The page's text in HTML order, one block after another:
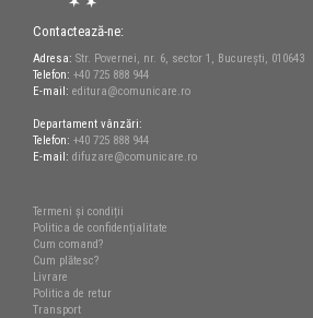
Contactează-ne:
Adresa: Str. Povernei, nr. 6, sector 1, București, 010643
Telefon: +40 725 888 944
E-mail: editura@comunicare.ro
Departament vânzări:
Telefon: +40 725 888 944
E-mail: difuzare@comunicare.ro
Termeni și condiții
Politica de confidențialitate
Cum comand?
Cum plătesc?
Livrare
Politica de retur
Transport